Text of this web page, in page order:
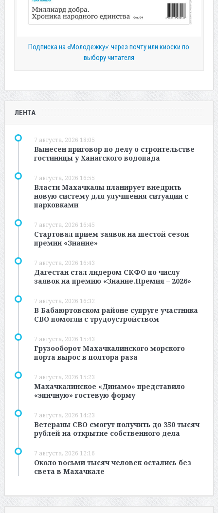
Подписка на «Молодежку»: через почту или киоски по
выбору читателя
ЛЕНТА
7 августа, 2026 18:05
Вынесен приговор по делу о строительстве
гостиницы у Ханагского водопада
7 августа, 2026 16:55
Власти Махачкалы планирует внедрить
новую систему для улучшения ситуации с
парковками
7 августа, 2026 16:45
Стартовал прием заявок на шестой сезон
премии «Знание»
7 августа, 2026 16:43
Дагестан стал лидером СКФО по числу
заявок на премию «Знание.Премия – 2026»
7 августа, 2026 16:32
В Бабаюртовском районе супруге участника
СВО помогли с трудоустройством
7 августа, 2026 15:43
Грузооборот Махачкалинского морского
порта вырос в полтора раза
7 августа, 2026 15:23
Махачкалинское «Динамо» представило
«эпичную» гостевую форму
7 августа, 2026 14:23
Ветераны СВО смогут получить до 350 тысяч
рублей на открытие собственного дела
7 августа, 2026 12:16
Около восьми тысяч человек остались без
света в Махачкале